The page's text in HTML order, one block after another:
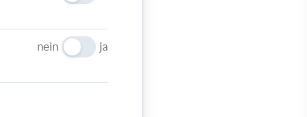
nein
ja